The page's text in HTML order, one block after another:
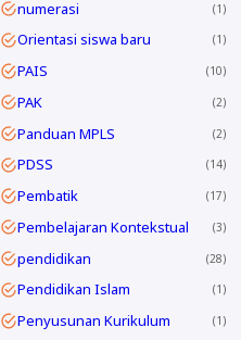
numerasi 1
Orientasi siswa baru 1
PAIS 10
PAK 2
Panduan MPLS 2
PDSS 14
Pembatik 17
Pembelajaran Kontekstual 3
pendidikan 28
Pendidikan Islam 1
Penyusunan Kurikulum 1